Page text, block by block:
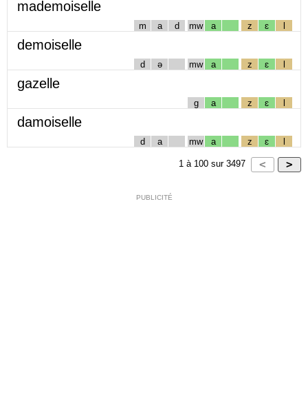
mademoiselle
m a d mw a z ɛ l
demoiselle
d ə mw a z ɛ l
gazelle
g a z ɛ l
damoiselle
d a mw a z ɛ l
1 à 100 sur 3497
PUBLICITÉ